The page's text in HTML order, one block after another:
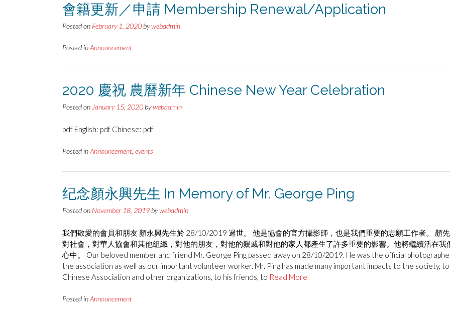
會籍更新／申請 Membership Renewal/Application
Posted on February 1, 2020 bywebadmin
Posted inAnnouncement
2020 慶祝 農曆新年 Chinese New Year Celebration
Posted on January 15, 2020 bywebadmin
pdf English: pdf Chinese: pdf
Posted inAnnouncement events
纪念顏永興先生 In Memory of Mr. George Ping
Posted on November 18, 2019 bywebadmin
我們敬愛的會員和朋友 顏永興先生於 28/10/2019 過世。 他是協會的官方攝影師，也是我們重要的志願工作者。 顏
對社會，對華人協會和其他組織，對他的朋友，對他的親戚和對他的家人都產生了許多重要的影響。他將繼續活在我
心中。 Our beloved member and friend Mr. George Ping passed away on 28/10/2019. He was the official
the association as well as our important volunteer worker. Mr. Ping has made many important impacts to the society,
Chinese Association and other organizations, to his friends, to Read More
Posted inAnnouncement